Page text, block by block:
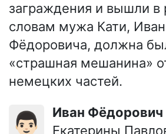
заграждения и вышли в
словам мужа Кати,
Фёдоровича, должна
«страшная мешанина»
немецких частей.
👨🏻 Иван Фёдорович
Екатерины